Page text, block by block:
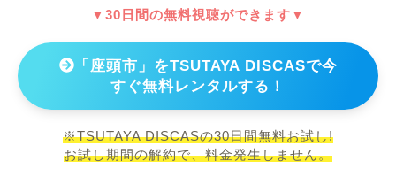
▼30日間の無料視聴ができます▼
「座頭市」をTSUTAYA DISCASで今
すぐ無料レンタルする！
※TSUTAYA DISCASの30日間無料お試し!
お試し期間の解約で、料金発生しません。